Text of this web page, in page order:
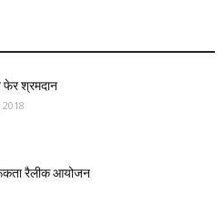
फेर श्रमदान
रैलीक आयोजन